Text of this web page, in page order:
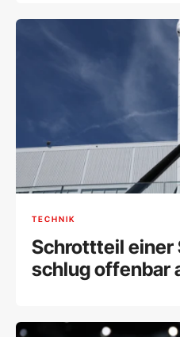
TECHNIK
Schrottteil einer
schlug offenbar